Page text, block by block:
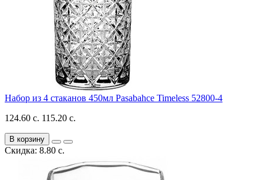
Набор из 4 стаканов 450мл Pasabahce Timeless 52800-4
124.60 с. 115.20 с.
В корзину
Скидка: 8.80 с.